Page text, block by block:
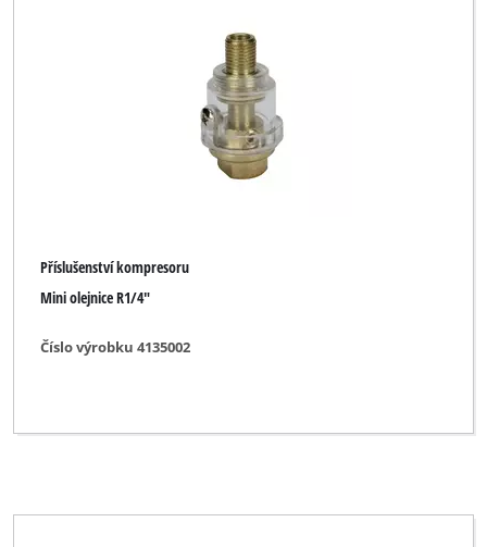
Příslušenství kompresoru
Mini olejnice R1/4"
Číslo výrobku 4135002